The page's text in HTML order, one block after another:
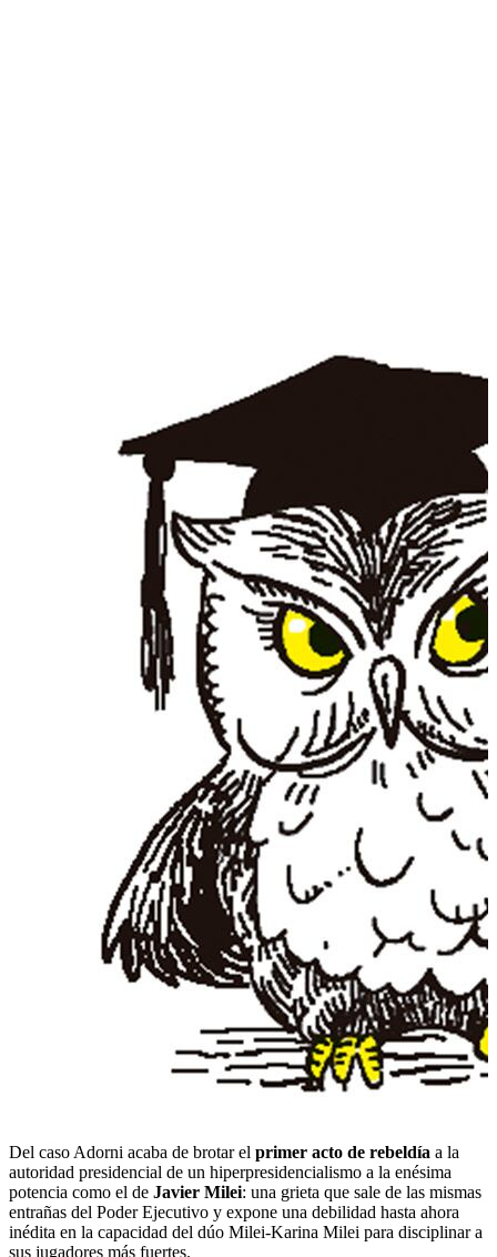
Del caso Adorni acaba de brotar el primer acto de rebeldía a la
autoridad presidencial de un hiperpresidencialismo a la enésima
potencia como el de Javier Milei: una grieta que sale de las mismas
entrañas del Poder Ejecutivo y expone una debilidad hasta ahora
inédita en la capacidad del dúo Milei-Karina Milei para disciplinar a
sus jugadores más fuertes.